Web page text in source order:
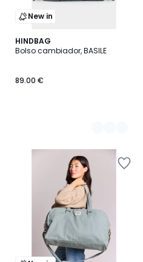
New in
HINDBAG
Bolso cambiador, BASILE
89.00 €
2
Colores